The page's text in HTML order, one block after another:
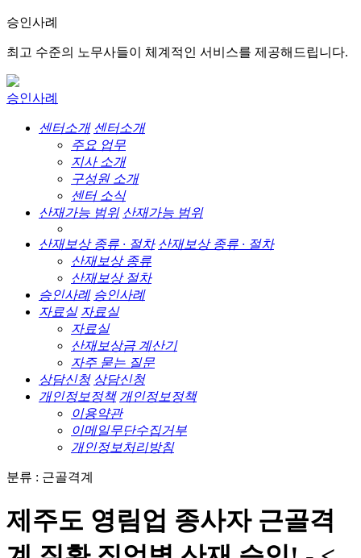
승인사례
최고 수준의 노무사들이 체계적인 서비스를 제공해드립니다.
승인사례
센터소개 센터소개
주요 업무
지사 소개
구성원 소개
센터 소식
산재가능 범위 산재가능 범위
산재보상 종류 · 절차 산재보상 종류 · 절차
산재보상 종류
산재보상 절차
승인사례 승인사례
자료실 자료실
자료실
산재보상금 계산기
자주 묻는 질문
상담신청 상담신청
개인정보정책 개인정보정책
이용약관
이메일무단수집거부
개인정보처리방침
분류 : 근골격계
제주도 영림업 종사자 근골격